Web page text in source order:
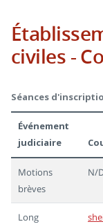
civiles -
Séances
Événement
judiciaire
Motions
brèves
N/
Long